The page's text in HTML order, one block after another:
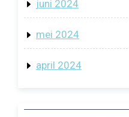
juni 2024
mei 2024
april 2024